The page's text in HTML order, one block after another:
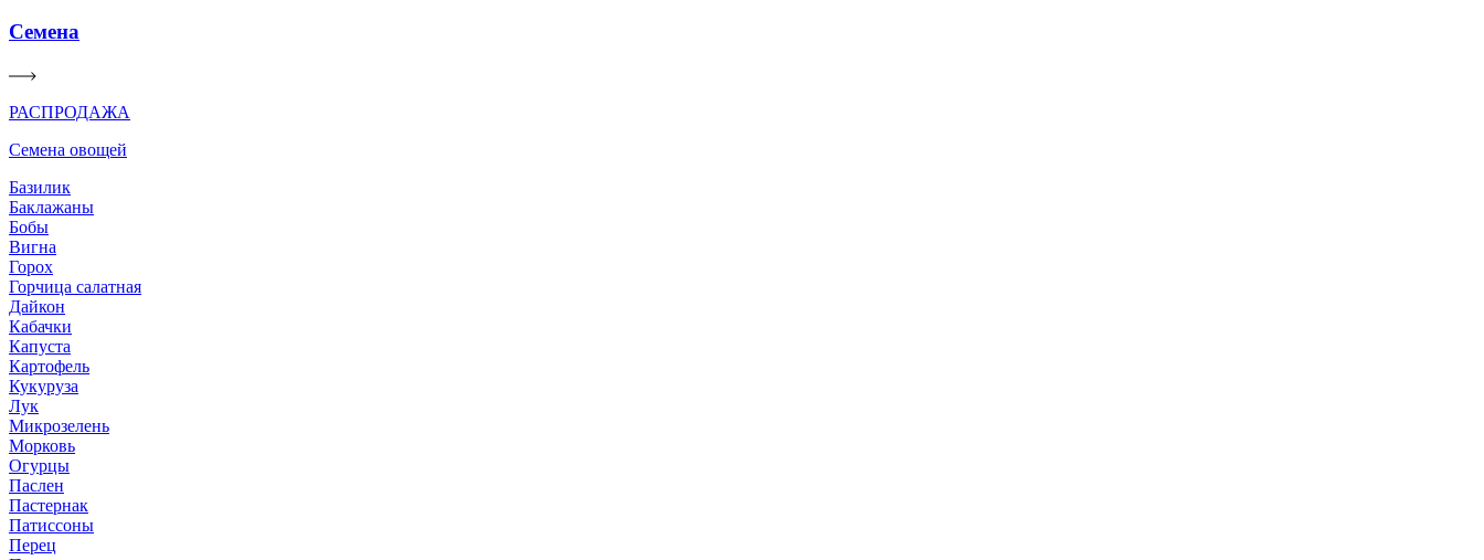
Семена
РАСПРОДАЖА
Семена овощей
Базилик
Баклажаны
Бобы
Вигна
Горох
Горчица салатная
Дайкон
Кабачки
Капуста
Картофель
Кукуруза
Лук
Микрозелень
Морковь
Огурцы
Паслен
Пастернак
Патиссоны
Перец